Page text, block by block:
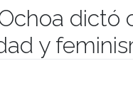
dictó
y